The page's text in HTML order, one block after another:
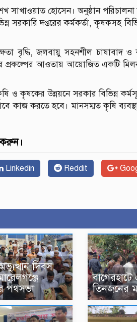
সাখাওয়াত হোসেন। অনুষ্ঠান
দপ্তরের কর্মকর্তা, কৃষকসহ
বৃদ্ধি, জলবায়ু সহনশীল চাষাবাদ ও
প্রকল্পের আওতায় আয়োজিত একটি
কৃষকের উন্নয়নে সরকার বিভিন্ন
কাজ করতে হবে। মানসম্মত কৃষি
Linkedin Reddit
দিবস
পথসভা
তিনজনের